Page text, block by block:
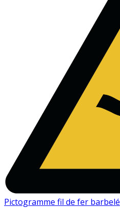
Pictogramme fil de fer barbelé